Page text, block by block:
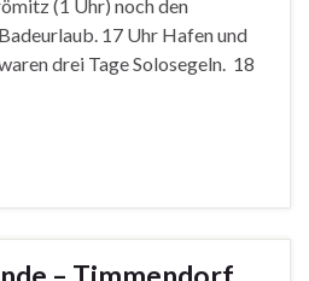
(1 Uhr) noch den
17 Uhr Hafen und
drei Tage Solosegeln. 18